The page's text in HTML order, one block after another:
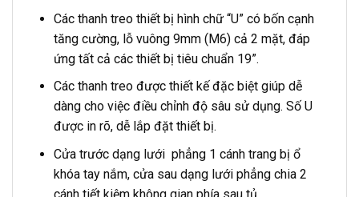
Các thanh treo thiết bị hình chữ “U” có bốn cạnh
tăng cường, lỗ vuông 9mm (M6) cả 2 mặt, đáp
ứng tất cả các thiết bị tiêu chuẩn 19”.
Các thanh treo được thiết kế đặc biệt giúp dễ
dàng cho việc điều chỉnh độ sâu sử dụng. Số U
được in rõ, dễ lắp đặt thiết bị.
Cửa trước dạng lưới phẳng 1 cánh trang bị ổ
khóa tay nắm, cửa sau dạng lưới phẳng chia 2